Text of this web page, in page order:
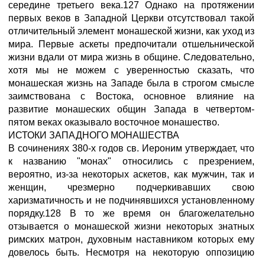
середине третьего века.127 Однако на протяжении
первых веков в Западной Церкви отсутствовал такой
отличительный элемент монашеской жизни, как уход из
мира. Первые аскеты предпочитали отшельнической
жизни вдали от мира жизнь в общине. Следовательно,
хотя мы не можем с уверенностью сказать, что
монашеская жизнь на Западе была в строгом смысле
заимствована с Востока, основное влияние на
развитие монашеских общин Запада в четвертом-
пятом веках оказывало восточное монашество.
ИСТОКИ ЗАПАДНОГО МОНАШЕСТВА
В сочинениях 380-х годов св. Иероним утверждает, что
к названию "монах" относились с презрением,
вероятно, из-за некоторых аскетов, как мужчин, так и
женщин, чрезмерно подчеркивавших свою
харизматичность и не подчинявшихся установленному
порядку.128 В то же время он благожелательно
отзывается о монашеской жизни некоторых знатных
римских матрон, духовным наставником которых ему
довелось быть. Несмотря на некоторую оппозицию